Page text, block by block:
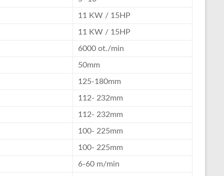
11 KW / 15HP
11 KW / 15HP
6000 ot./min
50mm
125-180mm
112- 232mm
112- 232mm
100- 225mm
100- 225mm
6-60 m/min